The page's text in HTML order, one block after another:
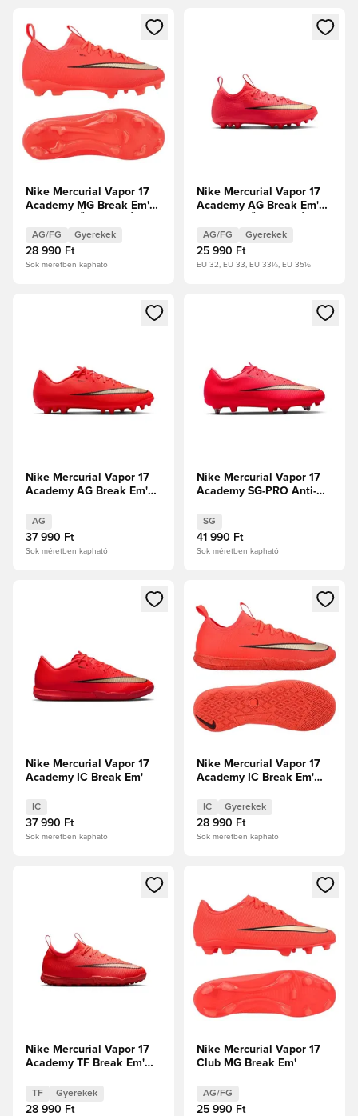
Megnyit egy modált a bejelentkezéshez vagy a tagként
Nike Mercurial Vapor 17
Academy MG Break Em'
AG/FG Gyerekek
28 990 Ft
Sok méretben kapható
Megnyit egy modált a
Nike Mercurial Vapor 17
Academy AG Break Em'
AG/FG Gyerekek
25 990 Ft
EU 32, EU 33, EU 33½, EU 35½
Megnyit egy modált a bejelentkezéshez vagy a tagként
Nike Mercurial Vapor 17
Academy AG Break Em'
AG
37 990 Ft
Sok méretben kapható
Megnyit egy modált a
Nike Mercurial Vapor 17
Academy SG-PRO Anti-
SG
41 990 Ft
Sok méretben kapható
Megnyit egy modált a bejelentkezéshez vagy a tagként
Nike Mercurial Vapor 17
Academy IC Break Em'
IC
37 990 Ft
Sok méretben kapható
Megnyit egy modált a
Nike Mercurial Vapor 17
Academy IC Break Em'
IC Gyerekek
28 990 Ft
Sok méretben kapható
Megnyit egy modált a bejelentkezéshez vagy a tagként
Nike Mercurial Vapor 17
Academy TF Break Em'
TF Gyerekek
28 990 Ft
Megnyit egy modált a
Nike Mercurial Vapor 17
Club MG Break Em'
AG/FG
25 990 Ft